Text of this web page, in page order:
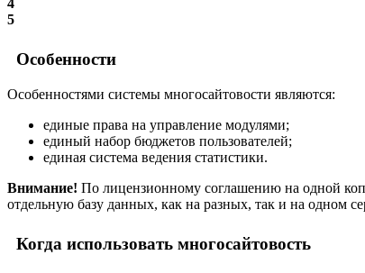
5
Особенности
Особенностями системы многосайтовости являются:
единые права на управление модулями;
единый набор бюджетов пользователей;
единая система ведения статистики.
Внимание! По лицензионному соглашению на одной
отдельную базу данных, как на разных, так и на одном
Когда использовать многосайтовость